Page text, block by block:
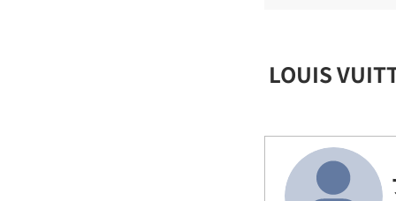
LOUIS